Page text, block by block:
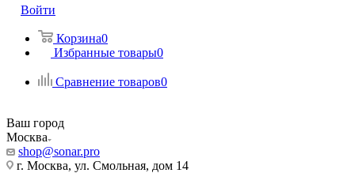
Войти
Корзина0
Избранные товары0
Сравнение товаров0
Ваш город
Москва
shop@sonar.pro
г. Москва, ул. Смольная, дом 14